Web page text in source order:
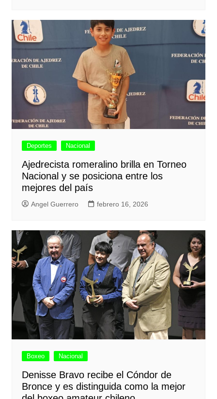
Deportes Nacional
Ajedrecista romeralino brilla en Torneo
Nacional y se posiciona entre los
mejores del país
Angel Guerrero febrero 16, 2026
Boxeo Nacional
Denisse Bravo recibe el Cóndor de
Bronce y es distinguida como la mejor